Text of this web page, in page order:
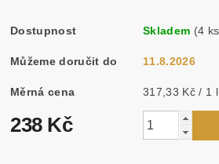
Dostupnost Skladem (4
Můžeme doručit do 11.8.2026
Měrná cena 317,33 Kč / 1 l
238 Kč